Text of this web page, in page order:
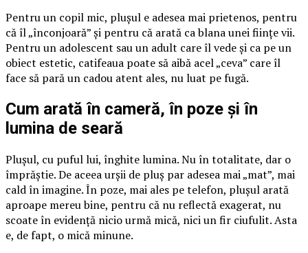
Pentru un copil mic, plușul e adesea mai prietenos, pentru
că îl „înconjoară” și pentru că arată ca blana unei ființe vii.
Pentru un adolescent sau un adult care îl vede și ca pe un
obiect estetic, catifeaua poate să aibă acel „ceva” care îl
face să pară un cadou atent ales, nu luat pe fugă.
Cum arată în cameră, în poze și în
lumina de seară
Plușul, cu puful lui, înghite lumina. Nu în totalitate, dar o
împrăștie. De aceea urșii de pluș par adesea mai „mat”, mai
cald în imagine. În poze, mai ales pe telefon, plușul arată
aproape mereu bine, pentru că nu reflectă exagerat, nu
scoate în evidență nicio urmă mică, nici un fir ciufulit. Asta
e, de fapt, o mică minune.